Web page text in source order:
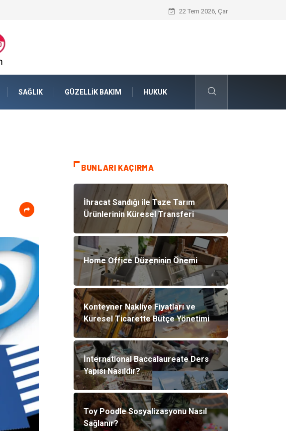
Konteyner Nakliye Fiyatları ve Küresel
22 Tem 2026, Çar
SAĞLIK GÜZELLIK BAKIM HUKUK
BUNLARI KAÇIRMA
İhracat Sandığı ile Taze Tarım
Ürünlerinin Küresel Transferi
Home Office Düzeninin Önemi
Konteyner Nakliye Fiyatları ve
Küresel Ticarette Bütçe Yönetimi
İnternational Baccalaureate Ders
Yapısı Nasıldır?
Toy Poodle Sosyalizasyonu Nasıl
Sağlanır?